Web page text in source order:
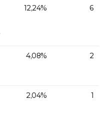
12,24% 6
4,08% 2
2,04% 1